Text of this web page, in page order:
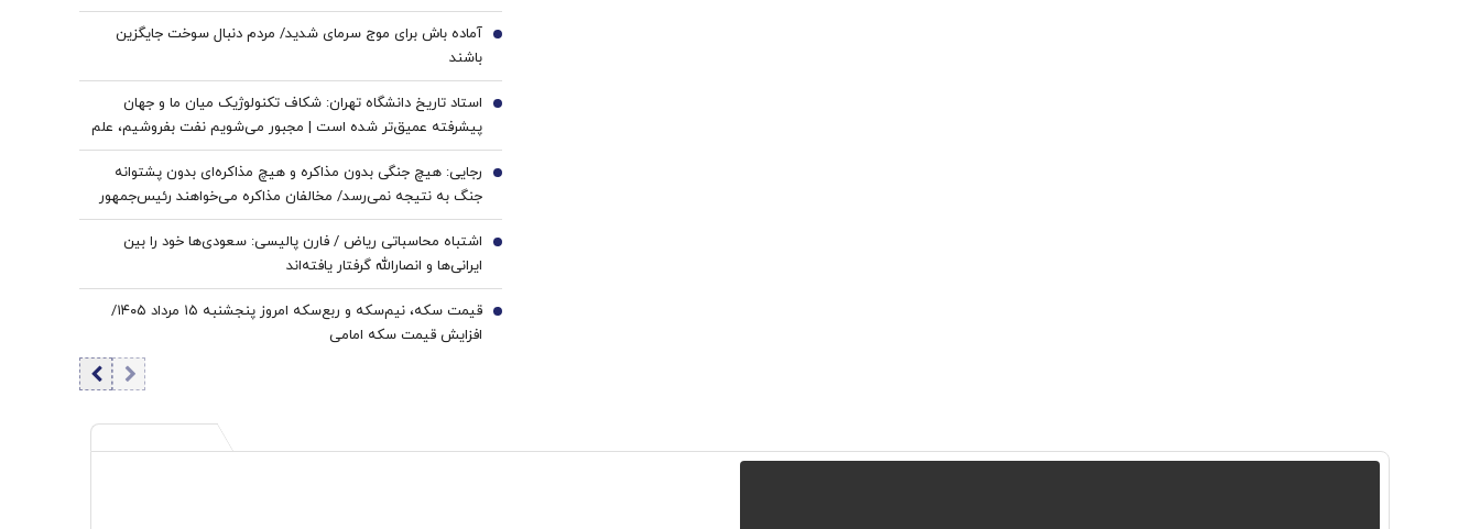
آماده باش برای موج سرمای شدید/ مردم دنبال سوخت جایگزین
باشند
6
استاد تاریخ دانشگاه تهران: شکاف تکنولوژیک میان ما و جهان
پیشرفته عمیق‌تر شده است | مجبور می‌شویم نفت بفروشیم، علم
بخریم
7
رجایی: هیچ جنگی بدون مذاکره و هیچ مذاکره‌ای بدون پشتوانه
جنگ به نتیجه نمی‌رسد/ مخالفان مذاکره می‌خواهند رئیس‌جمهور
را خسته کنند
8
اشتباه محاسباتی ریاض / فارن پالیسی: سعودی‌ها خود را بین
ایرانی‌ها و انصارالله گرفتار یافته‌اند
9
قیمت سکه، نیم‌سکه و ربع‌سکه امروز پنجشنبه ۱۵ مرداد ۱۴۰۵/
افزایش قیمت سکه امامی
10